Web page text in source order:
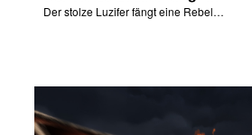
Der stolze Luzifer fängt eine Rebellion im Himmel an.